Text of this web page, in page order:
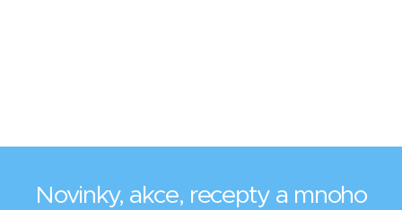
Novinky, akce, recepty a mnoho